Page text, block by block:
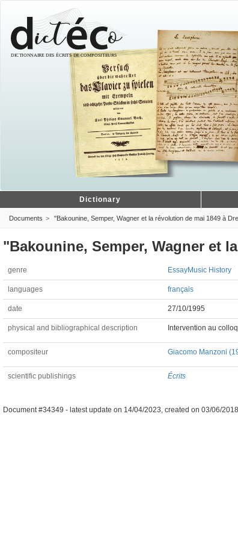
Dictionary
Documents "Bakounine, Semper, Wagner et la révolution de mai 1849 à
"Bakounine, Semper, Wagner et
genre EssayMusic History
languages français
date 27/10/1995
physical and bibliographical description Intervention au
compositeur Giacomo Manzoni
scientific publishings Écrits
Document #34349 - latest update on 14/04/2023, created on 03/06/2018